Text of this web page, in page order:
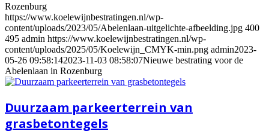
Rozenburg
https://www.koelewijnbestratingen.nl/wp-
content/uploads/2023/05/Abelenlaan-uitgelichte-afbeelding.jpg 400
495 admin https://www.koelewijnbestratingen.nl/wp-
content/uploads/2025/05/Koelewijn_CMYK-min.png admin2023-
05-26 09:58:142023-11-03 08:58:07Nieuwe bestrating voor de
Abelenlaan in Rozenburg
Duurzaam parkeerterrein van
grasbetontegels